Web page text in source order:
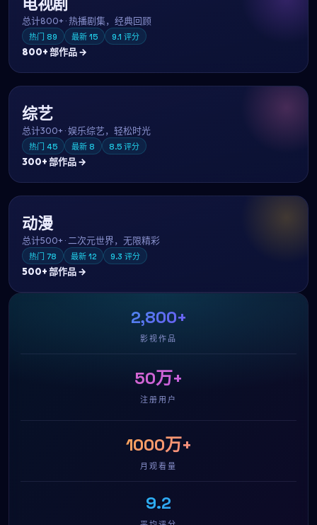
总计800+·热播剧集，经典回顾
热门 89 最新 15 9.1 评分
800+部作品 →
综艺
总计300+·娱乐综艺，轻松时光
热门 45 最新 8 8.5 评分
300+部作品 →
动漫
总计500+· 二次元世界，无限精彩
热门 78 最新 12 9.3 评分
500+部作品 →
2,800+
影视作品
50万+
注册用户
1000万+
月观看量
9.2